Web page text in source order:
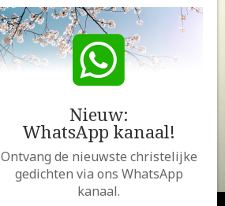
Nieuw:
WhatsApp kanaal!
Ontvang de nieuwste christelijke
gedichten via ons WhatsApp
kanaal.